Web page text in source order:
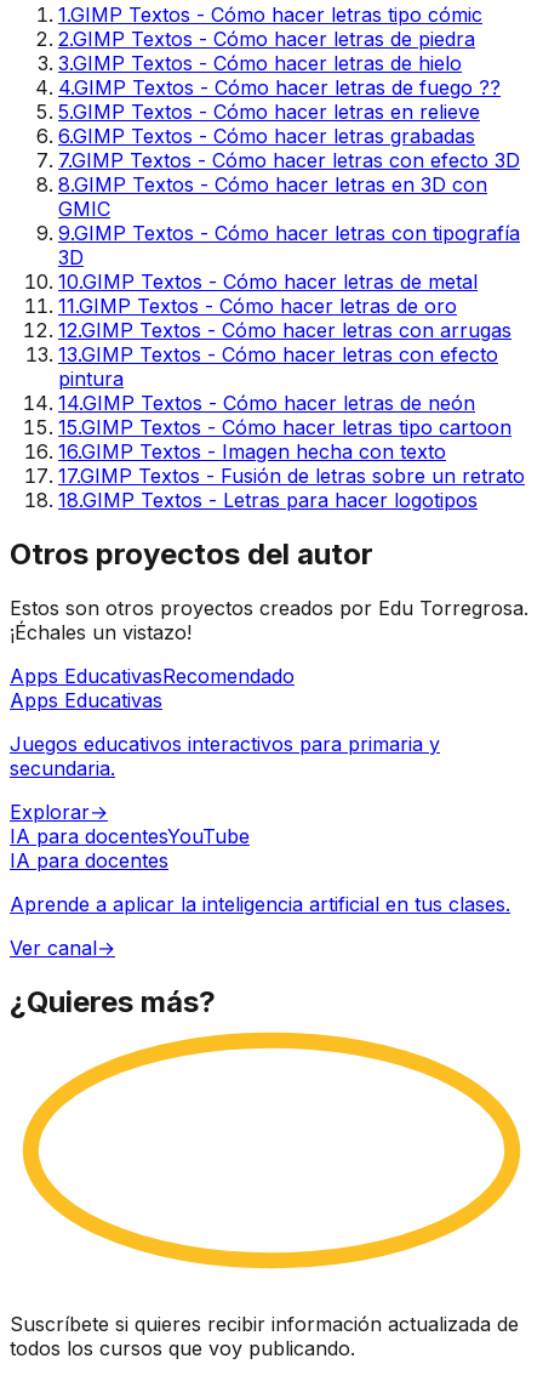
1.GIMP Textos - Cómo hacer letras tipo cómic
2.GIMP Textos - Cómo hacer letras de piedra
3.GIMP Textos - Cómo hacer letras de hielo
4.GIMP Textos - Cómo hacer letras de fuego ??
5.GIMP Textos - Cómo hacer letras en relieve
6.GIMP Textos - Cómo hacer letras grabadas
7.GIMP Textos - Cómo hacer letras con efecto 3D
8.GIMP Textos - Cómo hacer letras en 3D con
GMIC
9.GIMP Textos - Cómo hacer letras con tipografía
3D
10.GIMP Textos - Cómo hacer letras de metal
11.GIMP Textos - Cómo hacer letras de oro
12.GIMP Textos - Cómo hacer letras con arrugas
13.GIMP Textos - Cómo hacer letras con efecto
pintura
14.GIMP Textos - Cómo hacer letras de neón
15.GIMP Textos - Cómo hacer letras tipo cartoon
16.GIMP Textos - Imagen hecha con texto
17.GIMP Textos - Fusión de letras sobre un retrato
18.GIMP Textos - Letras para hacer logotipos
Otros proyectos del autor
Estos son otros proyectos creados por Edu Torregrosa.
¡Échales un vistazo!
Apps EducativasRecomendado
Apps Educativas
Juegos educativos interactivos para primaria y
secundaria.
Explorar→
IA para docentesYouTube
IA para docentes
Aprende a aplicar la inteligencia artificial en tus clases.
Ver canal→
¿Quieres más?
Suscríbete si quieres recibir información actualizada de
todos los cursos que voy publicando.